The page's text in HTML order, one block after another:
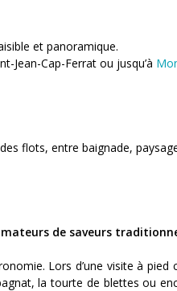
et panoramique.
Jean-Cap-Ferrat ou jusqu’à
flots, entre baignade,
de saveurs
Lors d’une visite à
la tourte de blettes ou